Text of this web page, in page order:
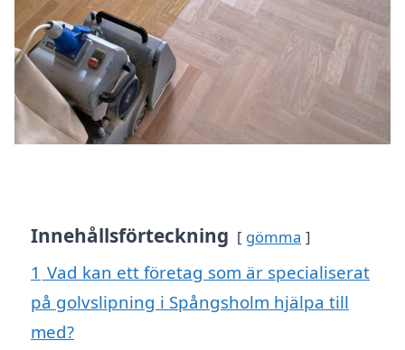
Innehållsförteckning gömma
1 Vad kan ett företag som är specialiserat
på golvslipning i Spångsholm hjälpa till
med?